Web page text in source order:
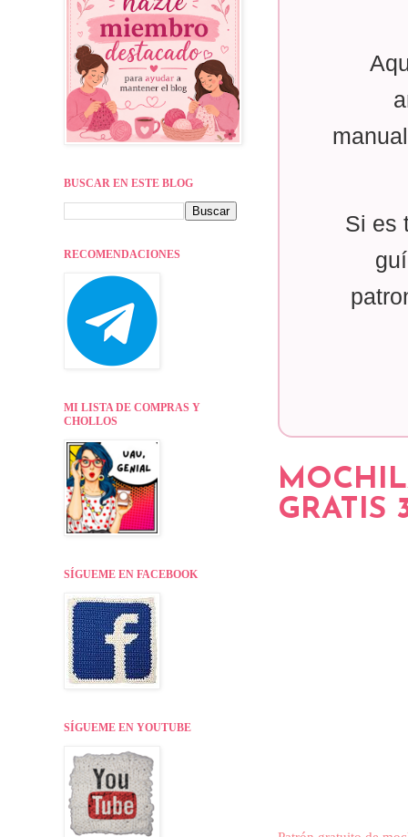
Si es
GRATIS
BUSCAR EN ESTE BLOG
RECOMENDACIONES
MI LISTA DE COMPRAS Y
CHOLLOS
SÍGUEME EN FACEBOOK
SÍGUEME EN YOUTUBE